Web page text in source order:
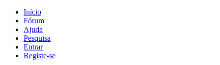
Início
Fórum
Ajuda
Pesquisa
Entrar
Registe-se